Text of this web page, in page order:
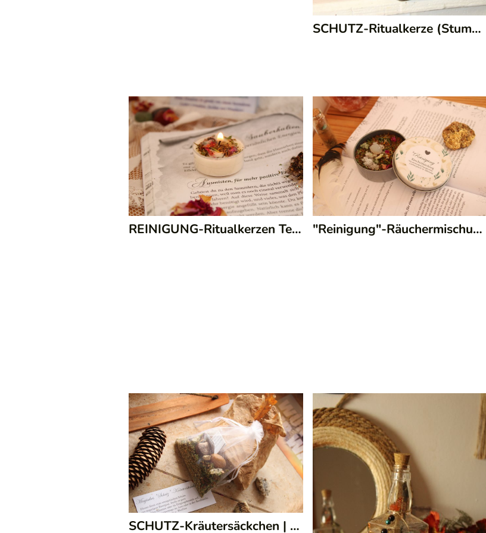
SCHUTZ-Ritualkerze (Stumpenkerze)
REINIGUNG-Ritualkerzen Teelicht |110/74 "Reinigung"-Räuchermischung
SCHUTZ-Kräutersäckchen | 113/30